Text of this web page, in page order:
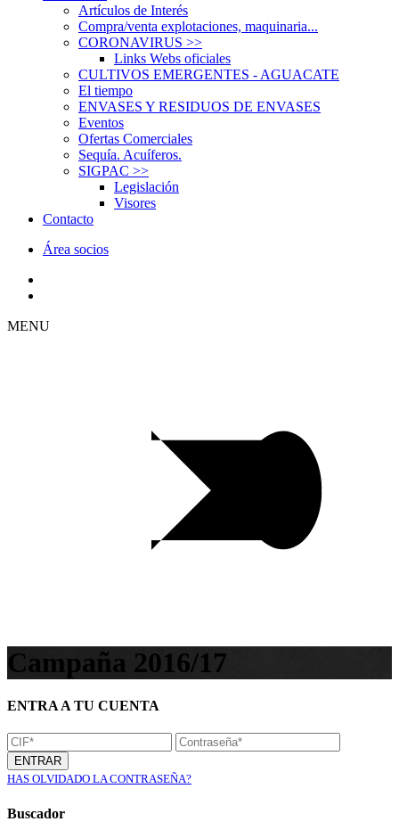
Artículos de Interés
Compra/venta explotaciones, maquinaria...
CORONAVIRUS >>
Links Webs oficiales
CULTIVOS EMERGENTES - AGUACATE
El tiempo
ENVASES Y RESIDUOS DE ENVASES
Eventos
Ofertas Comerciales
Sequía. Acuíferos.
SIGPAC >>
Legislación
Visores
Contacto
Área socios
MENU
Campaña 2016/17
ENTRA A TU CUENTA
ENTRAR
HAS OLVIDADO LA CONTRASEÑA?
Buscador